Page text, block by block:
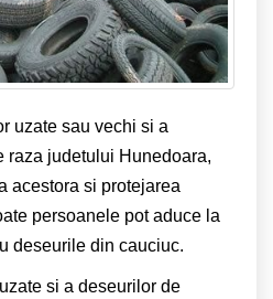
uzate sau vechi si a
raza judetului Hunedoara,
acestora si protejarea
persoanele pot aduce la
deseurile din cauciuc.
si a deseurilor de